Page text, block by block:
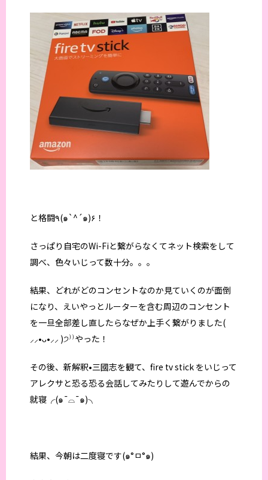
と格闘٩(๑`^´๑)۶！
さっぱり自宅のWi-Fiと繋がらなくてネット検索をして
調べ、色々いじって数十分。。。
結果、どれがどのコンセントなのか見ていくのが面倒
になり、えいやっとルーターを含む周辺のコンセント
を一旦全部差し直したらなぜか上手く繋がりました(
⸝⸝•ᴗ•⸝⸝ )੭⁾⁾やった！
その後、新解釈•三國志を観て、fire tv stick をいじって
アレクサと恐る恐る会話⁇してみたりして遊んでからの
就寝╭(๑¯⌓¯๑)╮
結果、今朝は二度寝です(๑°ㅁ°๑)